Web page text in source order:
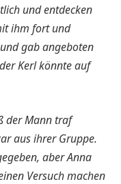
und entdecken
ihm fort und
gab angeboten
Kerl könnte auf
der Mann traf
aus ihrer Gruppe.
aber Anna
Versuch machen